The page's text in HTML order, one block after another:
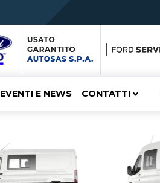
EVENTI E NEWS CONTATTI